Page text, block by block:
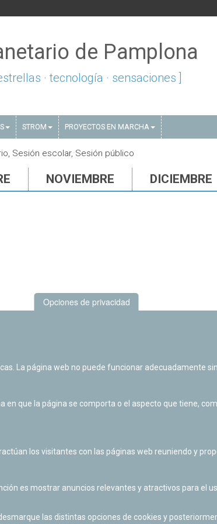
de Pamplona
· tecnología · sensaciones ]
STROM PROYECTOS EN MARCHA
Sesión escolar, Sesión público
NOVIEMBRE DICIEMBRE
Opciones de privacidad
La página web no puede funcionar adecuadamente
que la página se comporta o el aspecto que tiene,
los visitantes con las páginas web reuniendo y
es mostrar anuncios relevantes y atractivos para el
las distintas opciones de cookies y